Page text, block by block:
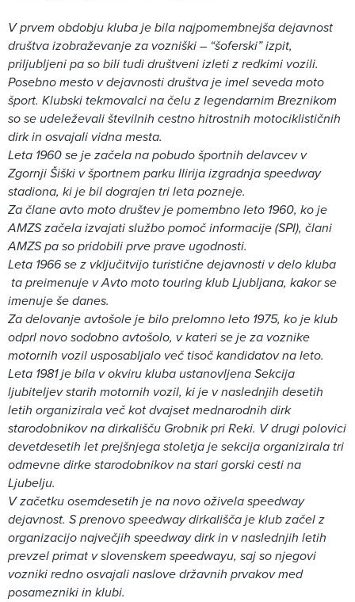
V prvem obdobju kluba je bila najpomembnejša dejavnost
društva izobraževanje za vozniški – “šoferski” izpit,
priljubljeni pa so bili tudi društveni izleti z redkimi vozili.
Posebno mesto v dejavnosti društva je imel seveda moto
šport. Klubski tekmovalci na čelu z legendarnim Breznikom
so se udeleževali številnih cestno hitrostnih motociklističnih
dirk in osvajali vidna mesta.
Leta 1960 se je začela na pobudo športnih delavcev v
Zgornji Šiški v športnem parku Ilirija izgradnja speedway
stadiona, ki je bil dograjen tri leta pozneje.
Za člane avto moto društev je pomembno leto 1960, ko je
AMZS začela izvajati službo pomoč informacije (SPI), člani
AMZS pa so pridobili prve prave ugodnosti.
Leta 1966 se z vključitvijo turistične dejavnosti v delo kluba
ta preimenuje v Avto moto touring klub Ljubljana, kakor se
imenuje še danes.
Za delovanje avtošole je bilo prelomno leto 1975, ko je klub
odprl novo sodobno avtošolo, v kateri se je za voznike
motornih vozil usposabljalo več tisoč kandidatov na leto.
Leta 1981 je bila v okviru kluba ustanovljena Sekcija
ljubiteljev starih motornih vozil, ki je v naslednjih desetih
letih organizirala več kot dvajset mednarodnih dirk
starodobnikov na dirkališču Grobnik pri Reki. V drugi polovici
devetdesetih let prejšnjega stoletja je sekcija organizirala tri
odmevne dirke starodobnikov na stari gorski cesti na
Ljubelju.
V začetku osemdesetih je na novo oživela speedway
dejavnost. S prenovo speedway dirkališča je klub začel z
organizacijo največjih speedway dirk in v naslednjih letih
prevzel primat v slovenskem speedwayu, saj so njegovi
vozniki redno osvajali naslove državnih prvakov med
posamezniki in klubi.